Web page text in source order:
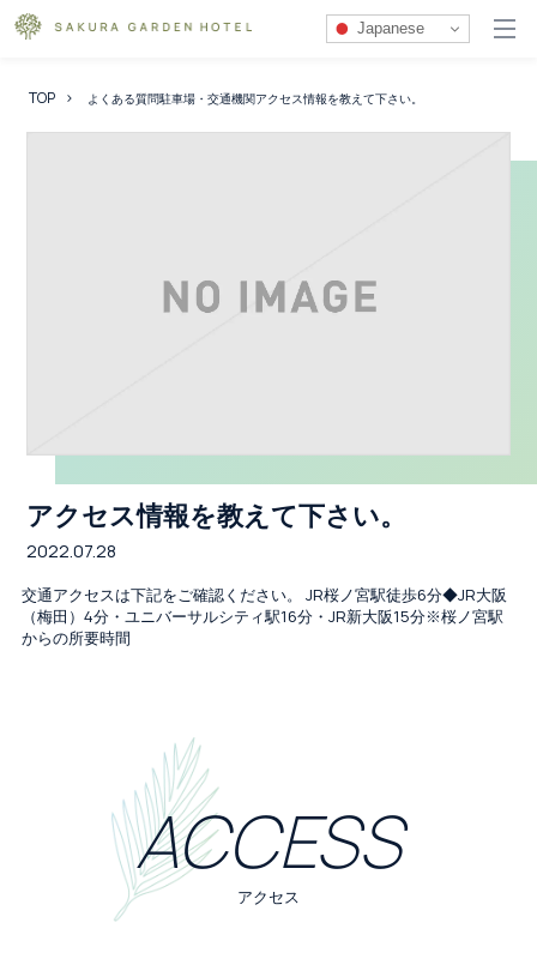
Japanese
TOP よくある質問駐車場・交通機関アクセス情報を教えて下さい。
アクセス情報を教えて下さい。
2022.07.28
交通アクセスは下記をご確認ください。 JR桜ノ宮駅徒歩6分◆JR大阪
（梅田）4分・ユニバーサルシティ駅16分・JR新大阪15分※桜ノ宮駅
からの所要時間
ACCESS
アクセス